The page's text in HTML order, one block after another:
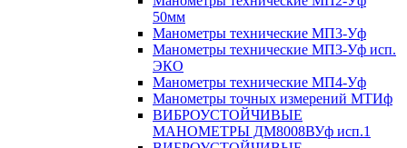
50мм
Манометры технические МП3-Уф
Манометры технические МП3-Уф исп.
ЭКО
Манометры технические МП4-Уф
Манометры точных измерений МТИф
ВИБРОУСТОЙЧИВЫЕ
МАНОМЕТРЫ ДМ8008ВУф исп.1